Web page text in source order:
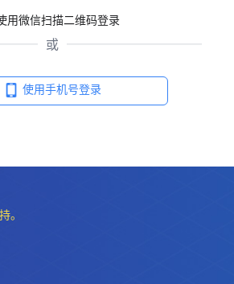
用微信扫描二维码登录
或
使用手机号登录
。